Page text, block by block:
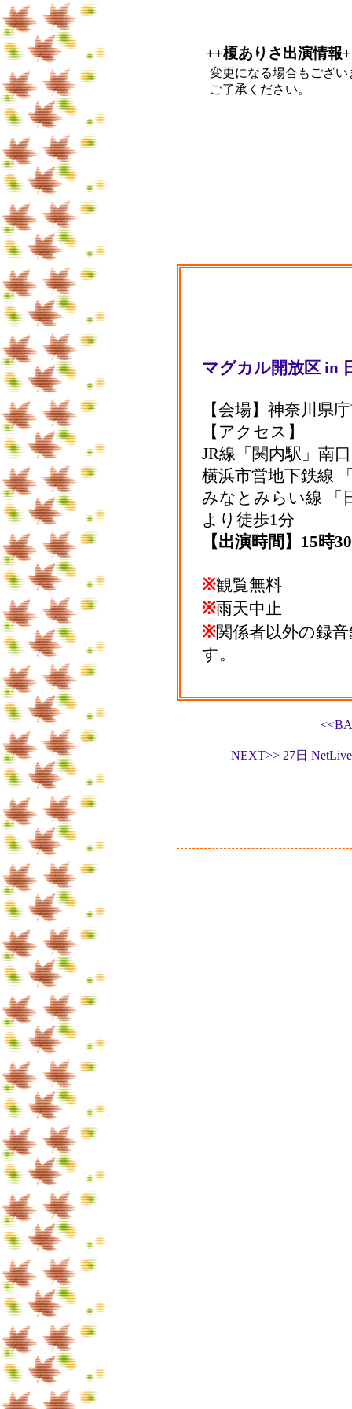
++榎ありさ出演情報
変更になる場合もござい
ご了承ください。
マグカル開放区 in
【会場】神奈川県
【アクセス】
JR線「関内駅」南
横浜市営地下鉄線
みなとみらい線 「
より徒歩1分
【出演時間】15時
※観覧無料
※雨天中止
※関係者以外の録
す。
NEXT>> 27日